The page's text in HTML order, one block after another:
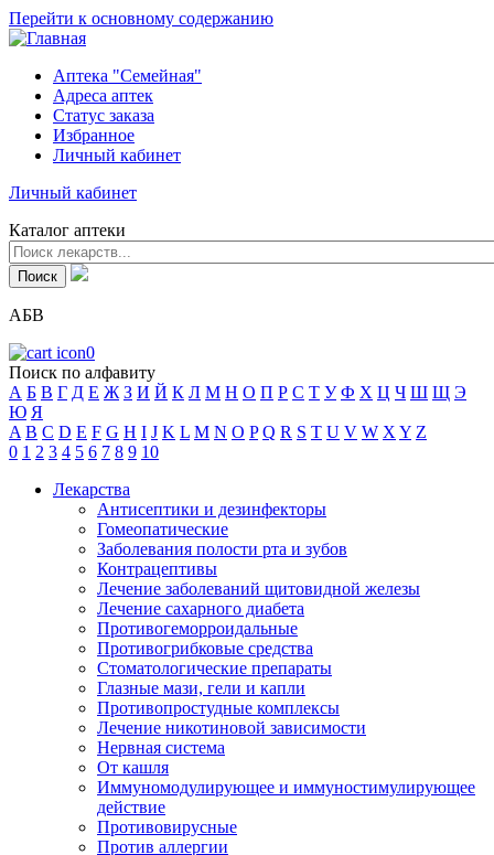
Перейти к основному содержанию
Аптека "Семейная"
Адреса аптек
Статус заказа
Избранное
Личный кабинет
Личный кабинет
Каталог аптеки
АБВ
0
Поиск по алфавиту
А Б В Г Д Е Ж З И Й К Л М Н О П Р С Т У Ф Х Ц Ч Ш Щ Э
Ю Я
A B C D E F G H I J K L M N O P Q R S T U V W X Y Z
0 1 2 3 4 5 6 7 8 9 10
Лекарства
Антисептики и дезинфекторы
Гомеопатические
Заболевания полости рта и зубов
Контрацептивы
Лечение заболеваний щитовидной железы
Лечение сахарного диабета
Противогеморроидальные
Противогрибковые средства
Стоматологические препараты
Глазные мази, гели и капли
Противопростудные комплексы
Лечение никотиновой зависимости
Нервная система
От кашля
Иммуномодулирующее и иммуностимулирующее
действие
Противовирусные
Против аллергии